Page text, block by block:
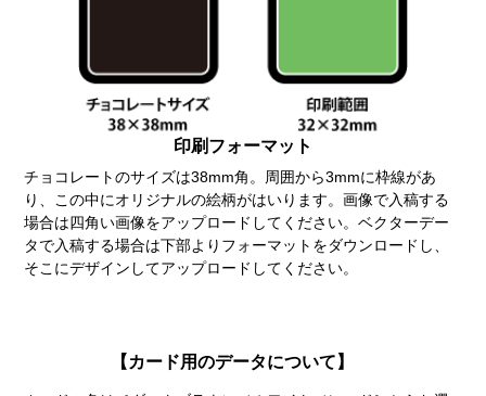
印刷フォーマット
チョコレートのサイズは38mm角。周囲から3mmに枠線があ
り、この中にオリジナルの絵柄がはいります。画像で入稿する
場合は四角い画像をアップロードしてください。ベクターデー
タで入稿する場合は下部よりフォーマットをダウンロードし、
そこにデザインしてアップロードしてください。
【カード用のデータについて】